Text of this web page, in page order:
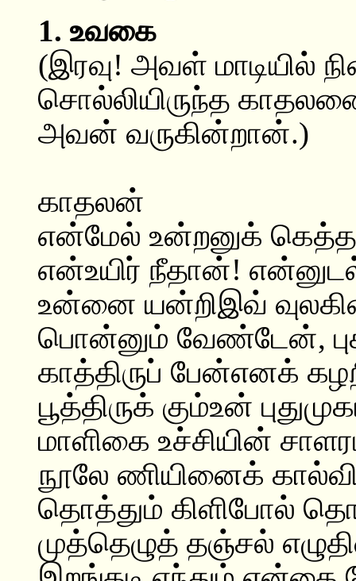
1. உவகை
(இரவு! அவள் மாடியில்
சொல்லியிருந்த
அவன் வருகின்றான்.)
காதலன்
என்மேல் உன்றனுக்
என்உயிர் நீதான்!
உன்னை யன்றிஇவ்
பொன்னும் வேண்டேன்,
காத்திருப் பேன்எனக்
பூத்திருக் கும்உன்
மாளிகை உச்சியின்
நூலே ணியினைக்
தொத்தும் கிளிபோல்
முத்தெழுத் தஞ்சல்